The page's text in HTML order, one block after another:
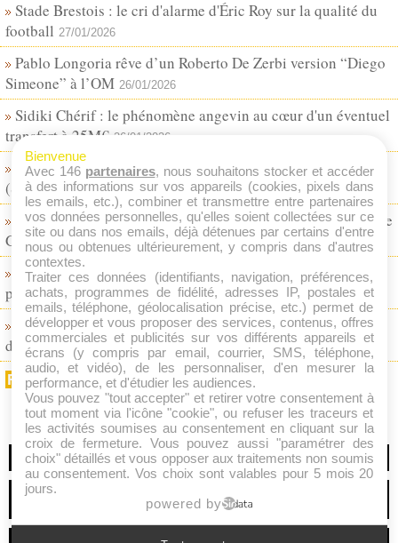
Stade Brestois : le cri d'alarme d'Éric Roy sur la qualité du
football 27/01/2026
Pablo Longoria rêve d’un Roberto De Zerbi version “Diego
Simeone” à l’OM 26/01/2026
Sidiki Chérif : le phénomène angevin au cœur d'un éventuel
transfert à 25M€ 26/01/2026
Le RB Leipzig fait sauter la banque pour Abdoul Koné
(Stade de Reims) ! 25/01/2026
La Lazio fonce sur Tanner Tessmann (OL) après le départ de
Guendouzi 25/01/2026
Dro Fernandez (FC Barcelone) au PSG ? Un dossier qui
patine 24/01/2026
Yaser Asprilla vers Galatasaray : Benfica, l’Ajax et l’OM
doublés 23/01/2026
FLUX RSS
A Propos
Mentions Légales
Bienvenue
Avec 146 partenaires, nous souhaitons stocker et accéder
à des informations sur vos appareils (cookies, pixels dans
les emails, etc.), combiner et transmettre entre partenaires
vos données personnelles, qu'elles soient collectées sur ce
site ou dans nos emails, déjà détenues par certains d'entre
nous ou obtenues ultérieurement, y compris dans d'autres
contextes.
Traiter ces données (identifiants, navigation, préférences,
achats, programmes de fidélité, adresses IP, postales et
emails, téléphone, géolocalisation précise, etc.) permet de
développer et vous proposer des services, contenus, offres
commerciales et publicités sur vos différents appareils et
écrans (y compris par email, courrier, SMS, téléphone,
audio, et vidéo), de les personnaliser, d'en mesurer la
performance, et d'étudier les audiences.
Vous pouvez "tout accepter" et retirer votre consentement à
tout moment via l'icône "cookie", ou refuser les traceurs et
les activités soumises au consentement en cliquant sur la
croix de fermeture. Vous pouvez aussi "paramétrer des
choix" détaillés et vous opposer aux traitements non soumis
au consentement. Vos choix sont valables pour 5 mois 20
jours.
powered by